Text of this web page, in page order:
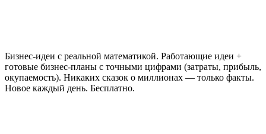
Бизнес-идеи с реальной математикой. Работающие идеи +
готовые бизнес-планы с точными цифрами (затраты, прибыль,
окупаемость). Никаких сказок о миллионах — только факты.
Новое каждый день. Бесплатно.